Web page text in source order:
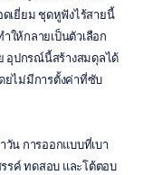
ดเยี่ยม ชุดหูฟังไร้สายนี้
ให้กลายเป็นตัวเลือก
อุปกรณ์นี้สร้างสมดุลได้
ยไม่มีการตั้งค่าที่ซับ
วัน การออกแบบที่เบา
รค์ ทดสอบ และโต้ตอบ